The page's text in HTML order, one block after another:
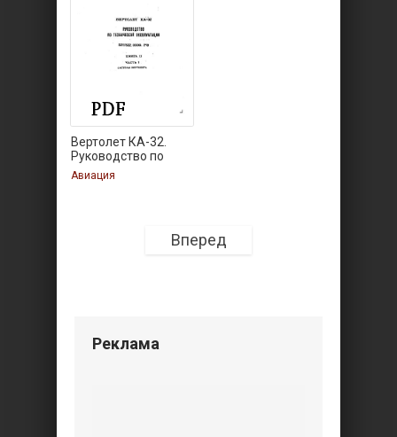
Вертолет КА-32.
Руководство по
Авиация
Вперед
Реклама